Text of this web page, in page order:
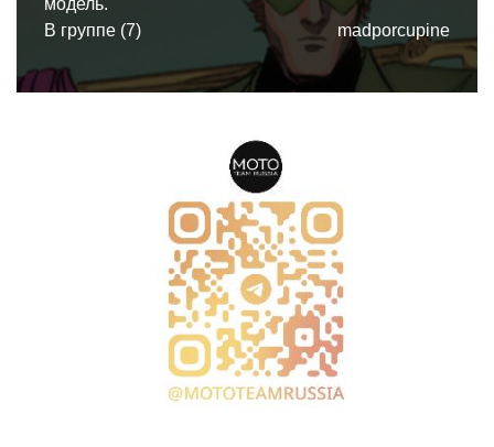
модель.
В группе (7)
madporcupine